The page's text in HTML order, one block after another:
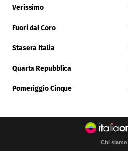
Verissimo
Fuori dal Coro
Stasera Italia
Quarta Repubblica
Pomeriggio Cinque
Chi siamo